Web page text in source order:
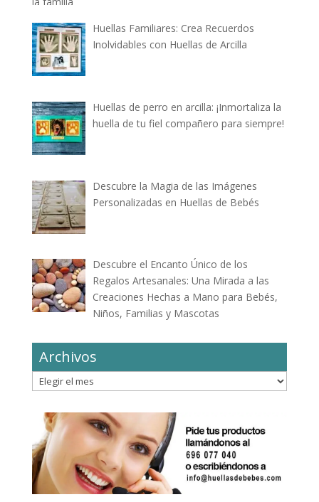
Huellas Familiares: Crea Recuerdos
Inolvidables con Huellas de Arcilla
Huellas de perro en arcilla: ¡Inmortaliza la
huella de tu fiel compañero para siempre!
Descubre la Magia de las Imágenes
Personalizadas en Huellas de Bebés
Descubre el Encanto Único de los
Regalos Artesanales: Una Mirada a las
Creaciones Hechas a Mano para Bebés,
Niños, Familias y Mascotas
Archivos
Archivos